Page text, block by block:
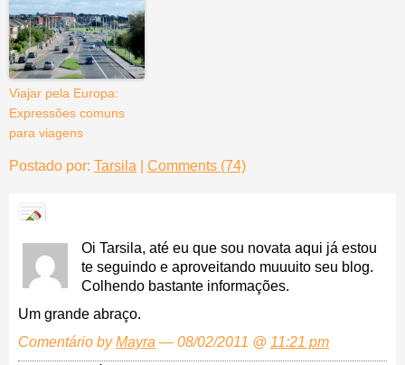
Viajar pela Europa:
Expressões comuns
para viagens
Postado por: Tarsila Comments (74)
Oi Tarsila, até eu que sou novata aqui já estou
te seguindo e aproveitando muuuito seu blog.
Colhendo bastante informações.
Um grande abraço.
Comentário byMayra — 08/02/2011 @ 11:21 pm